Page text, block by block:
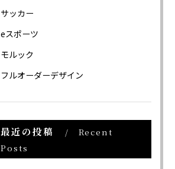
サッカー
eスポーツ
モルック
フルオーダーデザイン
最近の投稿
Recent
Posts